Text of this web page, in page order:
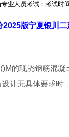
业人员考试：考试时
2025版宁夏银川二
的现浇钢筋混凝
计无具体要求时